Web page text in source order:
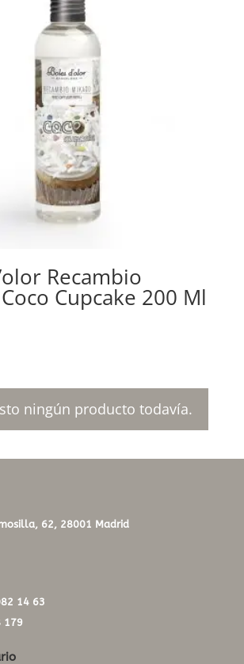
Recambio
Cupcake 200 Ml
ningún producto todavía.
62, 28001 Madrid
14 63
179